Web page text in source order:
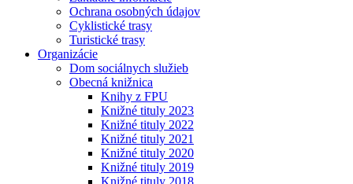
Ochrana osobných údajov
Cyklistické trasy
Turistické trasy
Organizácie
Dom sociálnych služieb
Obecná knižnica
Knihy z FPU
Knižné tituly 2023
Knižné tituly 2022
Knižné tituly 2021
Knižné tituly 2020
Knižné tituly 2019
Knižné tituly 2018